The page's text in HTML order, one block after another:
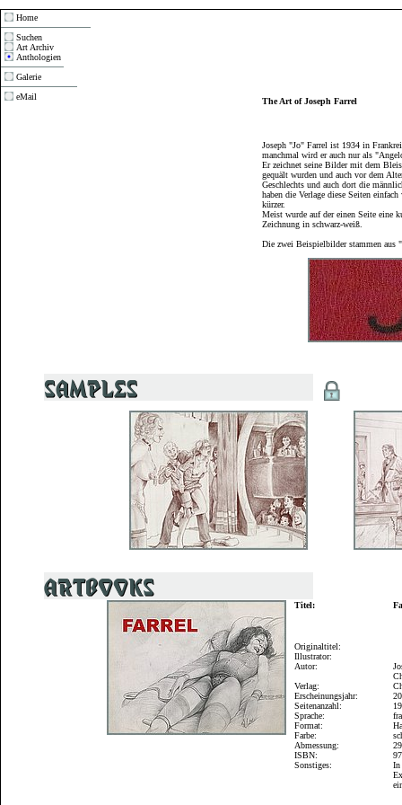
Home
Suchen
Art Archiv
Anthologien
Galerie
eMail
The Art of Joseph Farrel
Joseph "Jo" Farrel ist 1934 in
manchmal wird er auch nur als
Er zeichnet seine Bilder mit dem
gequält wurden und auch vor dem
Geschlechts und auch dort die
haben die Verlage diese Seiten
kürzer.
Meist wurde auf der einen Seite eine
Zeichnung in schwarz-weiß.
Die zwei Beispielbilder stammen
Titel:
Originaltitel:
Illustrator:
Autor:
Verlag:
Erscheinungsjahr:
Seitenanzahl:
Sprache:
Format:
Farbe:
Abmessung:
ISBN:
Sonstiges:
In